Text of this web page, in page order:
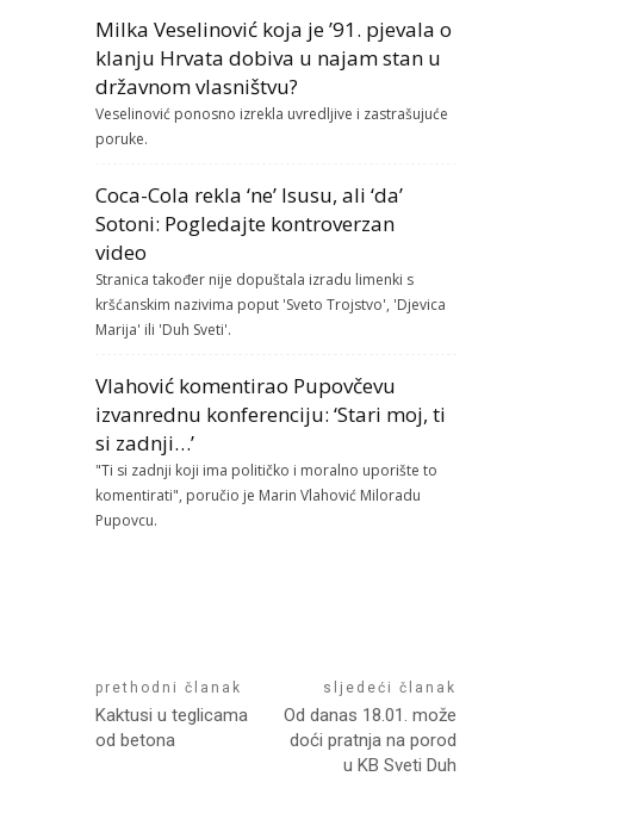
Milka Veselinović koja je ’91. pjevala o
klanju Hrvata dobiva u najam stan u
državnom vlasništvu?
Veselinović ponosno izrekla uvredljive i zastrašujuće
poruke.
Coca-Cola rekla ‘ne’ Isusu, ali ‘da’
Sotoni: Pogledajte kontroverzan
video
Stranica također nije dopuštala izradu limenki s
kršćanskim nazivima poput 'Sveto Trojstvo', 'Djevica
Marija' ili 'Duh Sveti'.
Vlahović komentirao Pupovčevu
izvanrednu konferenciju: ‘Stari moj, ti
si zadnji…’
"Ti si zadnji koji ima političko i moralno uporište to
komentirati", poručio je Marin Vlahović Miloradu
Pupovcu.
prethodni članak
Kaktusi u teglicama
od betona
sljedeći članak
Od danas 18.01. može
doći pratnja na porod
u KB Sveti Duh